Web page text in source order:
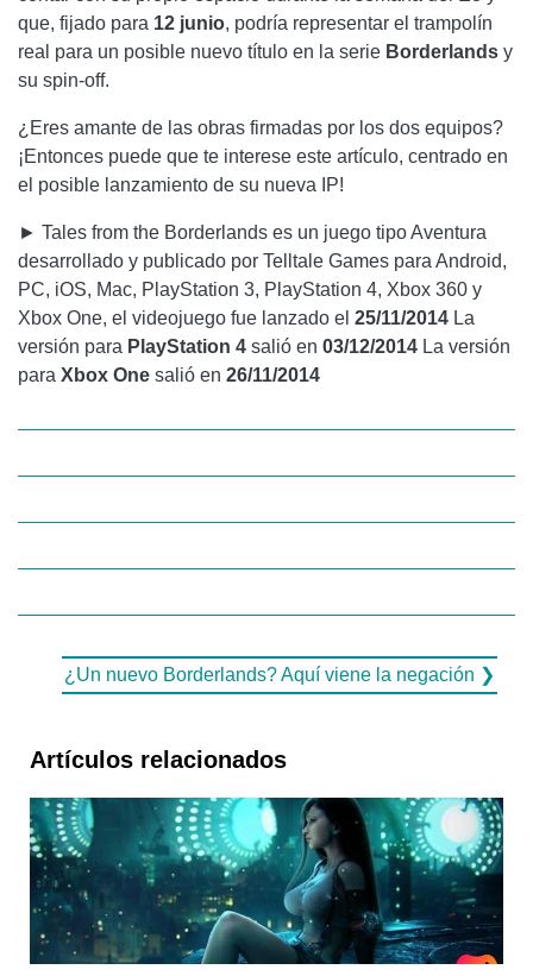
que, fijado para 12 junio, podría representar el trampolín
real para un posible nuevo título en la serie Borderlands y
su spin-off.
¿Eres amante de las obras firmadas por los dos equipos?
¡Entonces puede que te interese este artículo, centrado en
el posible lanzamiento de su nueva IP!
► Tales from the Borderlands es un juego tipo Aventura
desarrollado y publicado por Telltale Games para Android,
PC, iOS, Mac, PlayStation 3, PlayStation 4, Xbox 360 y
Xbox One, el videojuego fue lanzado el 25/11/2014 La
versión para PlayStation 4 salió en 03/12/2014 La versión
para Xbox One salió en 26/11/2014
¿Un nuevo Borderlands? Aquí viene la negación ❯
Artículos relacionados